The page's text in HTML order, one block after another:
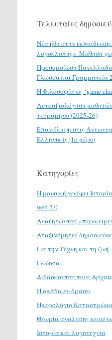
Τελευταίες
Νέα ήθη στην
λογοκλοπής». Μάθηση
Προσομοίωση
Γλώσσα και Γραμματεία
H Φιλοσοφία ως ‘game
Αυτοαξιολόγηση
τετράμηνο (2025-26)
Επανάληψη στις
Ελληνικής |1ο μέρος
Κατηγορίες
H μουσική γράφει Ιστορία
web 2.0
Αναζητώντας
Αταξινόμητες
Για την Τέχνη και τη ζωή
Γλώσσα
Διδάσκοντας τους
Η ομάδα εν δράσει
Ημερολόγιο
Θεωρία ανάλυσης
Ιστορία και λογοτεχνία